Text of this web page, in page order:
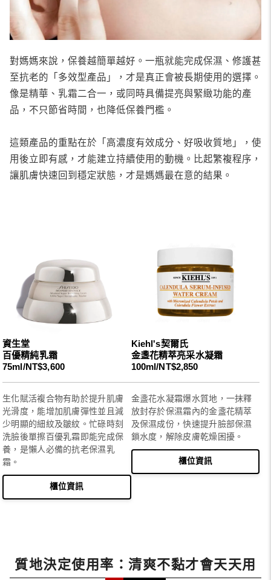
對媽媽來說，保養越簡單越好。一瓶就能完成保濕、修護甚
至抗老的「多效型產品」，才是真正會被長期使用的選擇。
像是精華、乳霜二合一，或同時具備提亮與緊緻功能的產
品，不只節省時間，也降低保養門檻。
這類產品的重點在於「高濃度有效成分、好吸收質地」，使
用後立即有感，才能建立持續使用的動機。比起繁複程序，
讓肌膚快速回到穩定狀態，才是媽媽最在意的結果。
資生堂
百優精純乳霜
75ml/NT$3,600
生化賦活複合物有助於提升肌膚
光滑度，能增加肌膚彈性並且減
少明顯的細紋及皺紋。忙碌時刻
洗臉後單擦百優乳霜即能完成保
養，是懶人必備的抗老保濕乳
霜。
櫃位資訊
Kiehl's契爾氏
金盞花精萃亮采水凝霜
100ml/NT$2,850
金盞花水凝霜爆水質地，一抹釋
放封存於保濕霜內的金盞花精萃
及保濕成份，快速提升臉部保濕
鎖水度，解除皮膚乾燥困擾。
櫃位資訊
質地決定使用率：清爽不黏才會天天用